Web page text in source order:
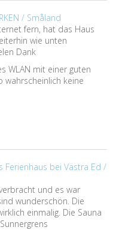
/ Småland
fern, hat das Haus
wie unten
Dank
WLAN mit einer guten
wahrscheinlich keine
Ferienhaus bei Västra Ed /
und es war
wunderschön. Die
einmalig. Die Sauna